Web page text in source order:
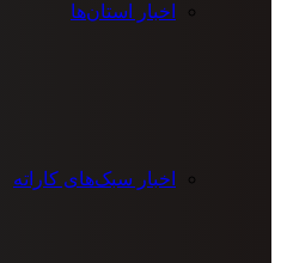
اخبار استان‌ها
اخبار سبک‌های کاراته